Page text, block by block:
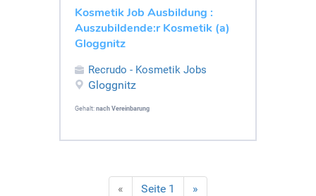
Kosmetik Job Ausbildung :
Auszubildende:r Kosmetik (a)
Gloggnitz
Recrudo - Kosmetik Jobs
Gloggnitz
Gehalt: nach Vereinbarung
« Seite 1 »